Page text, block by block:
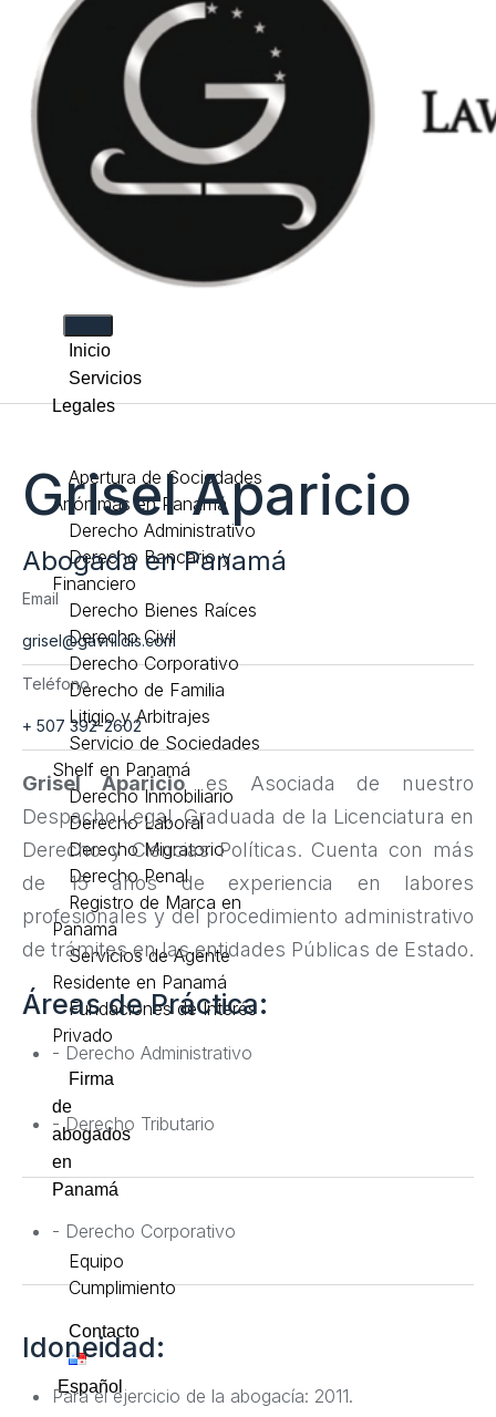
Inicio
Servicios
Legales
Apertura de Sociedades
Anónimas en Panamá
Derecho Administrativo
Derecho Bancario y
Financiero
Derecho Bienes Raíces
Derecho Civil
Derecho Corporativo
Derecho de Familia
Litigio y Arbitrajes
Servicio de Sociedades
Shelf en Panamá
Derecho Inmobiliario
Derecho Laboral
Derecho Migratorio
Derecho Penal
Registro de Marca en
Panamá
Servicios de Agente
Residente en Panamá
Fundaciones de Interés
Privado
Firma
de
abogados
en
Panamá
Equipo
Cumplimiento
Contacto
Español
Grisel Aparicio
Abogada en Panamá
Email
grisel@gavrilidis.com
Teléfono
+ 507 392-2602
Grisel Aparicioes Asociada de nuestro
Despacho Legal. Graduada de la Licenciatura en
Derecho y Ciencias Políticas. Cuenta con más
de 15 años de experiencia en labores
profesionales y del procedimiento administrativo
de trámites en las entidades Públicas de Estado.
Áreas de Práctica:
- Derecho Administrativo
- Derecho Tributario
- Derecho Corporativo
Idoneidad:
Para el ejercicio de la abogacía: 2011.